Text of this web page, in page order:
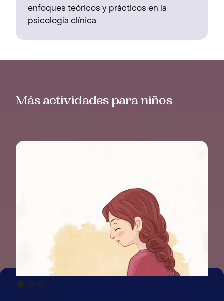
enfoques teóricos y prácticos en la
psicología clínica.
Más actividades para niños